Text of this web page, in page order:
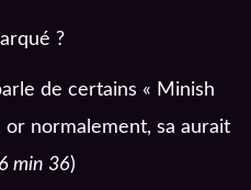
?
de certains « Minish
or normalement, sa aurait
6 min 36)